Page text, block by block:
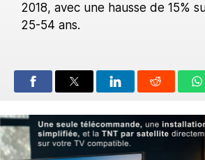
2018, avec une hausse de 15%
25-54 ans.